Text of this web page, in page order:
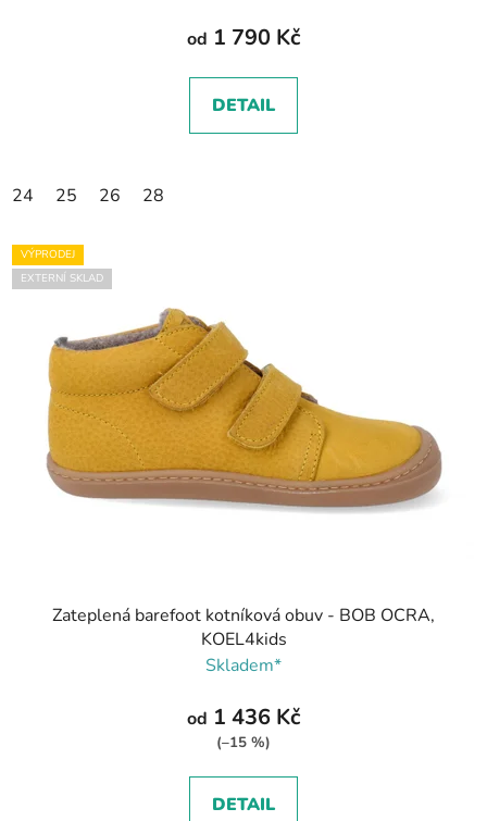
od 1 790 Kč
DETAIL
24 25 26 28
VÝPRODEJ
EXTERNÍ SKLAD
Zateplená barefoot kotníková obuv - BOB OCRA,
KOEL4kids
Skladem*
od 1 436 Kč
(–15 %)
DETAIL